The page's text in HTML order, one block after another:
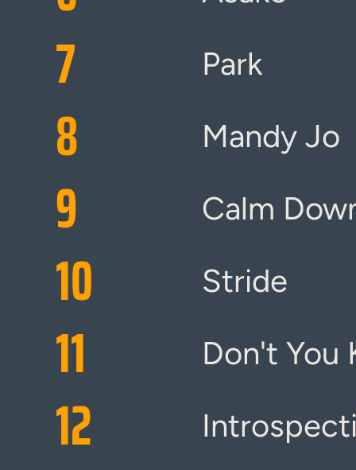
7 Park
8 Mandy Jo
9 Calm
10 Stride
11 Don't You
12